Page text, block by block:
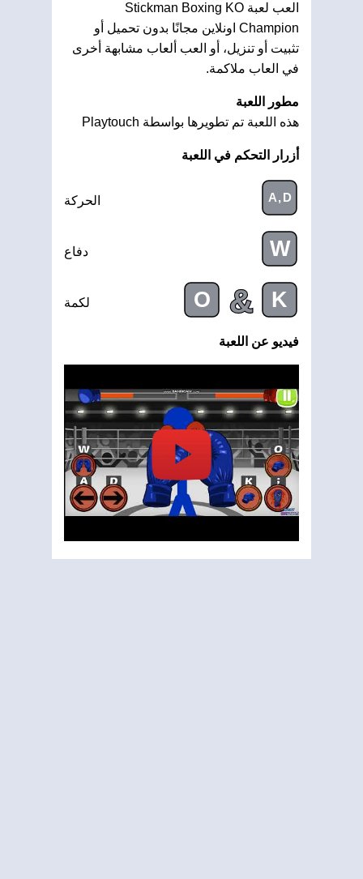
العب لعبة Stickman Boxing KO
Champion اونلاين مجانًا بدون تحميل أو
تثبيت أو تنزيل، أو العب ألعاب مشابهة أخرى
في العاب ملاكمة.
مطور اللعبة
هذه اللعبة تم تطويرها بواسطة Playtouch
أزرار التحكم في اللعبة
A,D الحركة
W دفاع
K
&
O لكمة
فيديو عن اللعبة